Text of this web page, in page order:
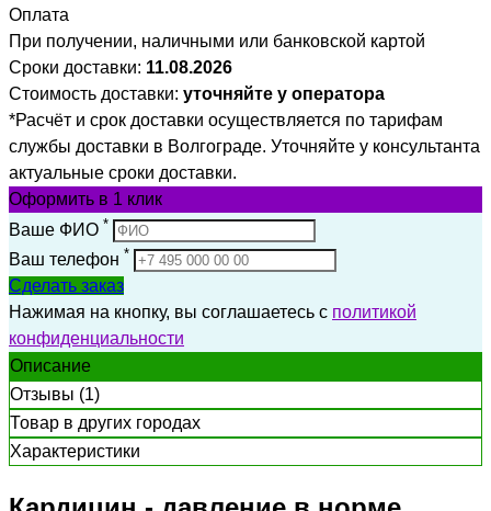
Оплата
При получении, наличными или банковской картой
Сроки доставки: 11.08.2026
Стоимость доставки: уточняйте у оператора
*Расчёт и срок доставки осуществляется по тарифам
службы доставки в Волгограде. Уточняйте у консультанта
актуальные сроки доставки.
Оформить в 1 клик
Ваше ФИО *
Ваш телефон *
Сделать заказ
Нажимая на кнопку, вы соглашаетесь с политикой
конфиденциальности
Описание
Отзывы (1)
Товар в других городах
Характеристики